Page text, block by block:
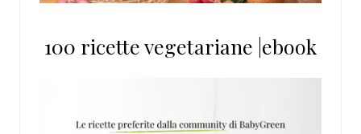
100 ricette vegetariane |ebook